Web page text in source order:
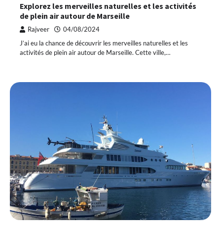
Explorez les merveilles naturelles et les activités
de plein air autour de Marseille
Rajveer 04/08/2024
J’ai eu la chance de découvrir les merveilles naturelles et les
activités de plein air autour de Marseille. Cette ville,…